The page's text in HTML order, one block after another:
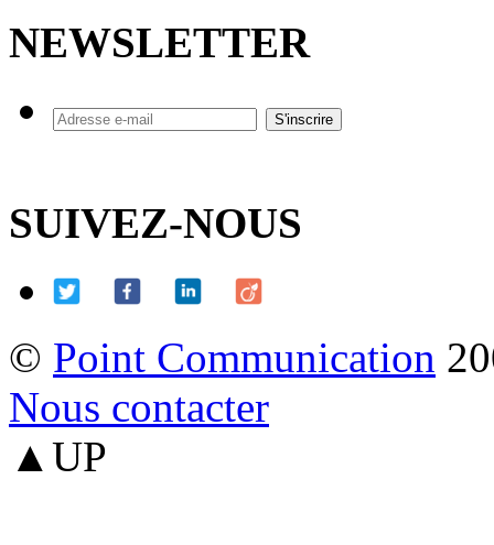
NEWSLETTER
SUIVEZ-NOUS
© Point Communication
Nous contacter
▲UP